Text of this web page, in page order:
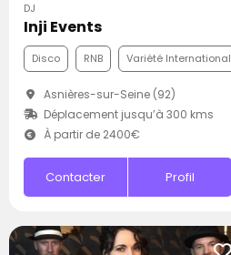
DJ
Inji Events
Disco RNB Variété Internationale
Asnières-sur-Seine (92)
Déplacement jusqu’à 300 kms
À partir de 2400€
Contacter Profil